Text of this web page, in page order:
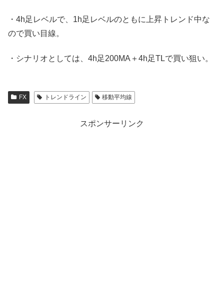
・4h足レベルで、1h足レベルのともに上昇トレンド中な
ので買い目線。
・シナリオとしては、4h足200MA＋4h足TLで買い狙い。
FX トレンドライン 移動平均線
スポンサーリンク